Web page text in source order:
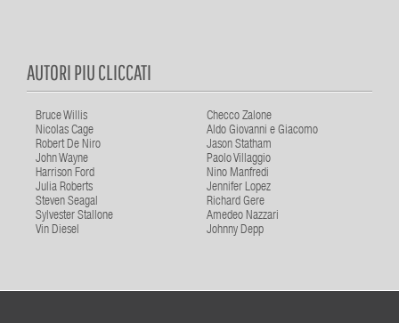
AUTORI PIU CLICCATI
Bruce Willis
Checco Zalone
Nicolas Cage
Aldo Giovanni e Giacomo
Robert De Niro
Jason Statham
John Wayne
Paolo Villaggio
Harrison Ford
Nino Manfredi
Julia Roberts
Jennifer Lopez
Steven Seagal
Richard Gere
Sylvester Stallone
Amedeo Nazzari
Vin Diesel
Johnny Depp